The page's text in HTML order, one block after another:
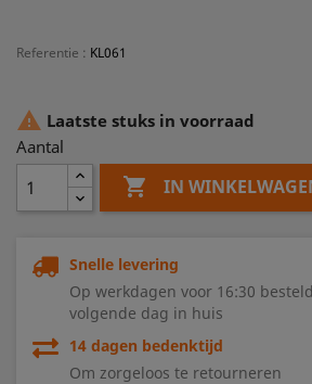
Referentie : KL061
 Laatste stuks in voorraad
Aantal
 IN
Snelle levering
Op werkdagen voor 16:30
volgende dag in huis
14 dagen bedenktijd
Om zorgeloos te retourneren